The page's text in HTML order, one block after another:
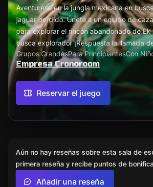
Aventurese en la jungla mexicana en
jaguar perdido. Únete a un equipo de
para explorar el rincón abandonado de Ek
busca explorador ¡Respuesta la llamada
Grupos GrandesPara PrincipiantesCon
Empresa Cronoroom
Reservar el juego
Aún no hay reseñas sobre esta sala de
primera reseña y recibe puntos de
Añadir una reseña